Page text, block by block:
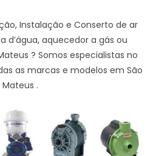
Instalação e Conserto de ar
d’água, aquecedor a gás ou
? Somos especialistas no
as marcas e modelos em São
Mateus .